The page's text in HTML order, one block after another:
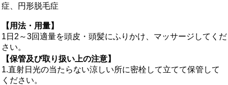
症、円形脱毛症
【用法・用量】
1日2～3回適量を頭皮・頭髪にふりかけ、マッサージしてくだ
さい。
【保管及び取り扱い上の注意】
1.直射日光の当たらない涼しい所に密栓して立てて保管して
ください。